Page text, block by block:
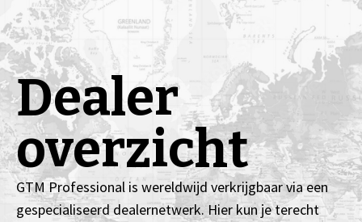
Dealer
overzicht
GTM Professional is wereldwijd verkrijgbaar via een
gespecialiseerd dealernetwerk. Hier kun je terecht